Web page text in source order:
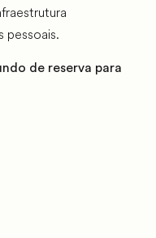
pessoais.
de reserva para